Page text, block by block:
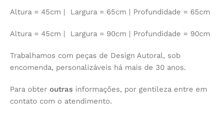
Altura = 45cm | Largura = 65cm | Profundidade = 65cm
Altura = 45cm | Largura = 90cm | Profundidade = 90cm
Trabalhamos com peças de Design Autoral, sob
encomenda, personalizáveis há mais de 30 anos.
Para obter outras informações, por gentileza entre em
contato com o atendimento.